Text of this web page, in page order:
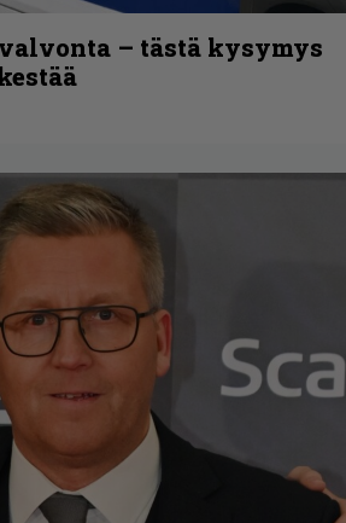
– tästä kysymys